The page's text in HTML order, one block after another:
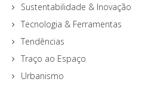
Sustentabilidade & Inovação
Tecnologia & Ferramentas
Tendências
Traço ao Espaço
Urbanismo